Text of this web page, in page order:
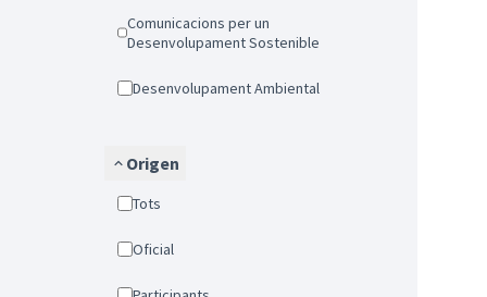
Comunicacions per un
Desenvolupament Sostenible
Desenvolupament Ambiental
Origen
Tots
Oficial